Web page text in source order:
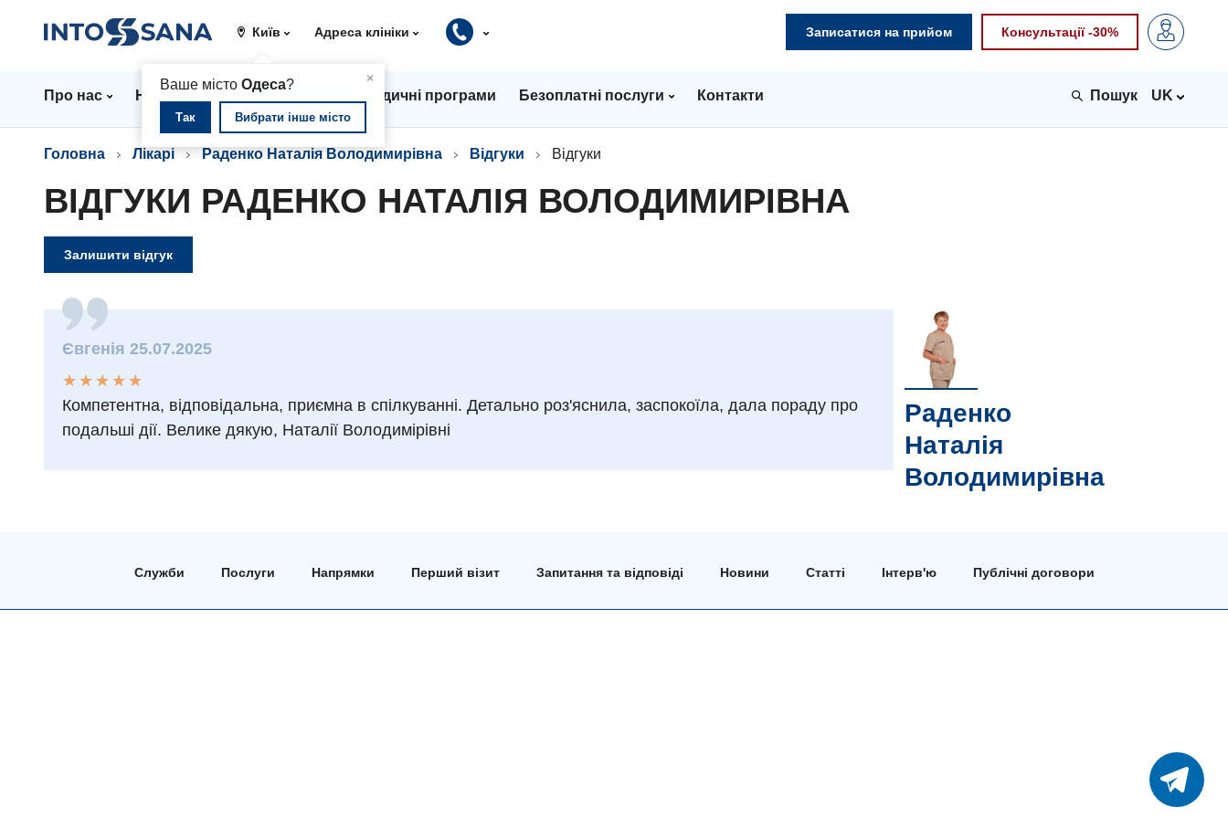
Київ
×
Ваше місто Одеса?
Так Вибрати інше місто
Адреса клініки Записатися на прийом Консультації -30%
Про нас Напрямки Ціни Медичні програми Безоплатні послуги Контакти UK
Головна Лікарі Раденко Наталія Володимирівна Відгуки Відгуки
ВІДГУКИ РАДЕНКО НАТАЛІЯ ВОЛОДИМИРІВНА
Залишити відгук
Євгенія 25.07.2025
★
★
★
★
★
★ ★ ★ ★ ★
Компетентна, відповідальна, приємна в спілкуванні. Детально роз'яснила, заспокоїла, дала пораду про
подальші дії. Велике дякую, Наталії Володимірівні
Раденко
Наталія
Володимирівна
Служби Послуги Напрямки Перший візит Запитання та відповіді Новини Статті Інтерв'ю Публічні договори